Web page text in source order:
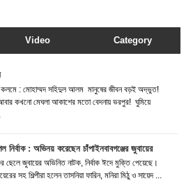
Video Category
কলমে : মোহাম্মদ সহিদুল আলম মানুষের জীবন বড়ই অদ্ভুত!
কখনো মেঘলা আকাশের মতো বেদনায় ভরপুর! ঘুমিয়ে
নির্বাক : অভিনয় করেছেন চাঁপাইনবাবগঞ্জের জুবায়ের
ছেলে জুবায়ের অভিনিত নাটক, নির্বাক ঈদে মুক্তি পেয়েছে।
সহ শিল্পীরা হলেন তাসনিয়া ফারিন, মনিরা মিঠু ও সায়েদ ...